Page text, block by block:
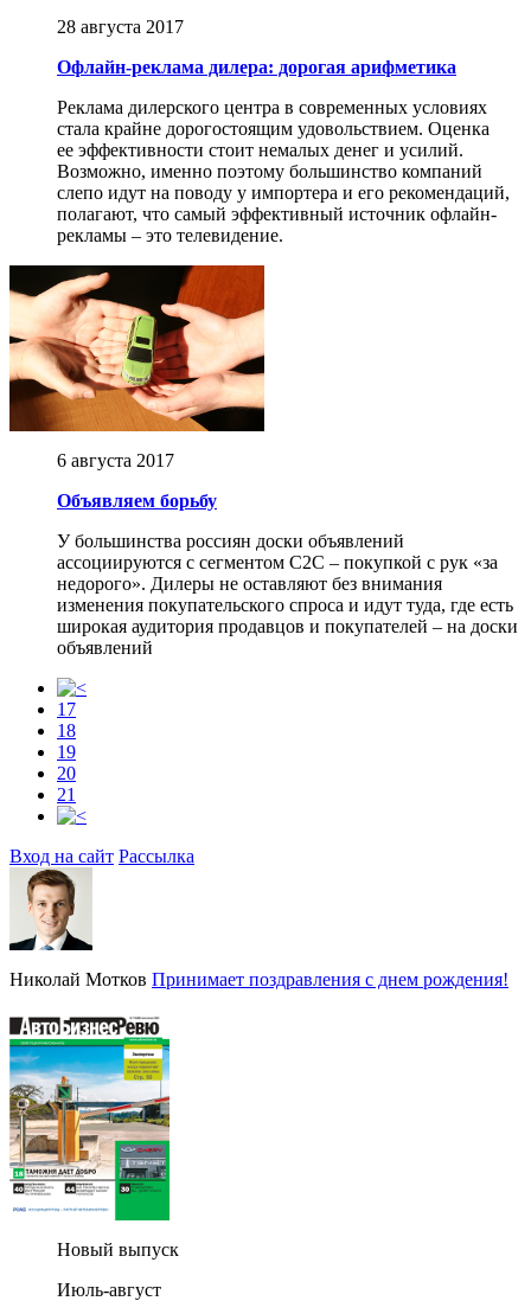
28 августа 2017
Офлайн-реклама дилера: дорогая арифметика
Реклама дилерского центра в современных условиях
стала крайне дорогостоящим удовольствием. Оценка
ее эффективности стоит немалых денег и усилий.
Возможно, именно поэтому большинство компаний
слепо идут на поводу у импортера и его рекомендаций,
полагают, что самый эффективный источник офлайн-
рекламы – это телевидение.
6 августа 2017
Объявляем борьбу
У большинства россиян доски объявлений
ассоциируются с сегментом С2С – покупкой с рук «за
недорого». Дилеры не оставляют без внимания
изменения покупательского спроса и идут туда, где есть
широкая аудитория продавцов и покупателей – на доски
объявлений
17
18
19
20
21
Вход на сайт Рассылка
Николай Мотков Принимает поздравления с днем рождения!
Новый выпуск
Июль-август